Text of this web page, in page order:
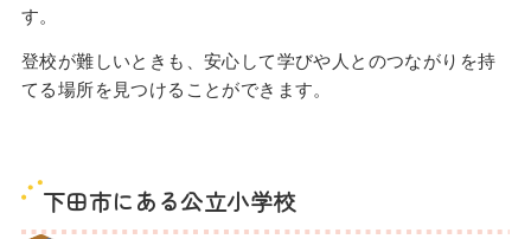
す。
登校が難しいときも、安心して学びや人とのつながりを持
てる場所を見つけることができます。
下田市にある公立小学校